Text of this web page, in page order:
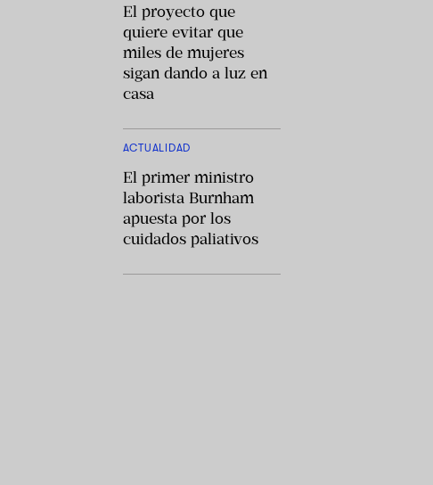
El proyecto que
quiere evitar que
miles de mujeres
sigan dando a luz en
casa
ACTUALIDAD
El primer ministro
laborista Burnham
apuesta por los
cuidados paliativos